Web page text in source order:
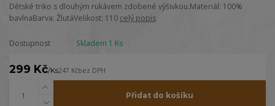
Dětské triko s dlouhým rukávem zdobené výšivkou.Materiál: 100%
bavlnaBarva: ŽlutáVelikost: 110 celý popis
Dostupnost Skladem 1 Ks
299 Kč/Ks247 Kčbez DPH
Přidat do košíku